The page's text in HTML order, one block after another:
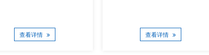
查看详情 查看详情